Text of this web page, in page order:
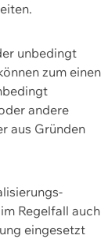
unbedingt
zum einen
andere
aus Gründen
Regelfall auch
eingesetzt